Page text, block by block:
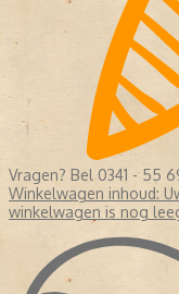
Vragen? Bel 0341 - 55
Winkelwagen inhoud:
winkelwagen is nog